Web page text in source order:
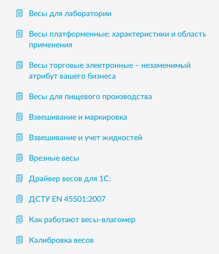
Весы для лаборатории
Весы платформенные: характеристики и область
применения
Весы торговые электронные – незаменимый
атрибут вашего бизнеса
Весы для пищевого производства
Взвешивание и маркировка
Взвешивание и учет жидкостей
Врезные весы
Драйвер весов для 1С:
ДСТУ EN 45501:2007
Как работают весы-влагомер
Калибровка весов